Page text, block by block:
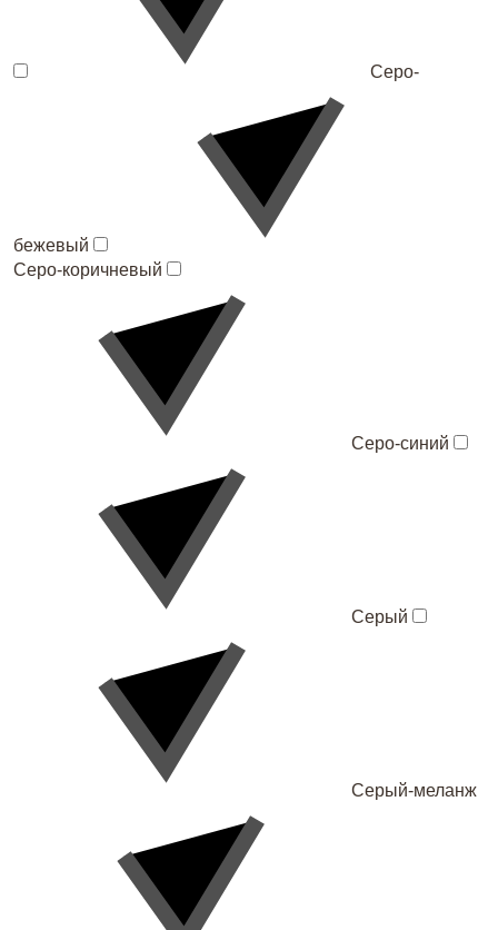
Серо-
бежевый
Серо-коричневый
Серо-синий
Серый
Серый-меланж